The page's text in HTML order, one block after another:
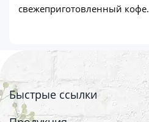
свежеприготовленный кофе.
Быстрые ссылки